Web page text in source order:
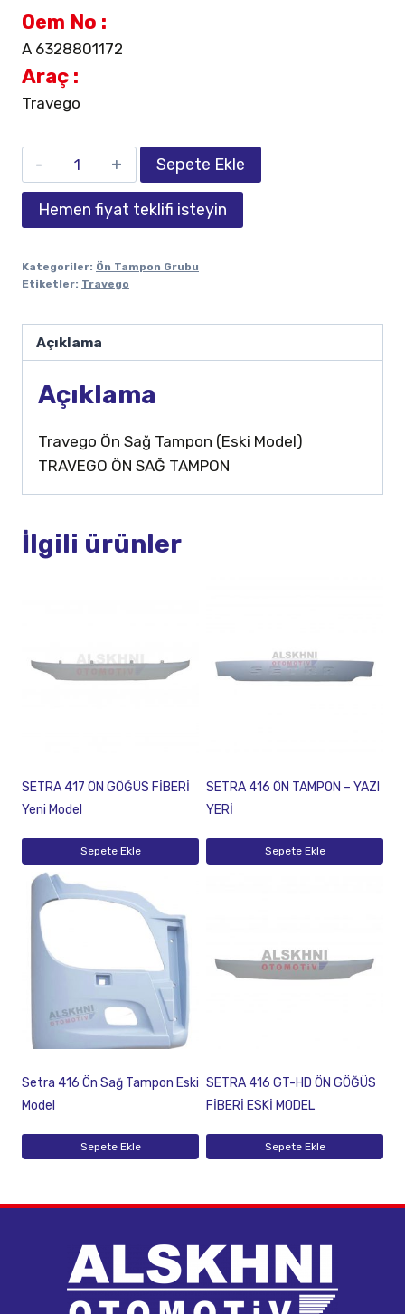
Oem No :
A 6328801172
Araç :
Travego
Sepete Ekle
Hemen fiyat teklifi isteyin
Kategoriler: Ön Tampon Grubu
Etiketler: Travego
Açıklama
Açıklama
Travego Ön Sağ Tampon (Eski Model)
TRAVEGO ÖN SAĞ TAMPON
İlgili ürünler
SETRA 417 ÖN GÖĞÜS FİBERİ
Yeni Model
Sepete Ekle
SETRA 416 ÖN TAMPON – YAZI
YERİ
Sepete Ekle
Setra 416 Ön Sağ Tampon Eski
Model
Sepete Ekle
SETRA 416 GT-HD ÖN GÖĞÜS
FİBERİ ESKİ MODEL
Sepete Ekle